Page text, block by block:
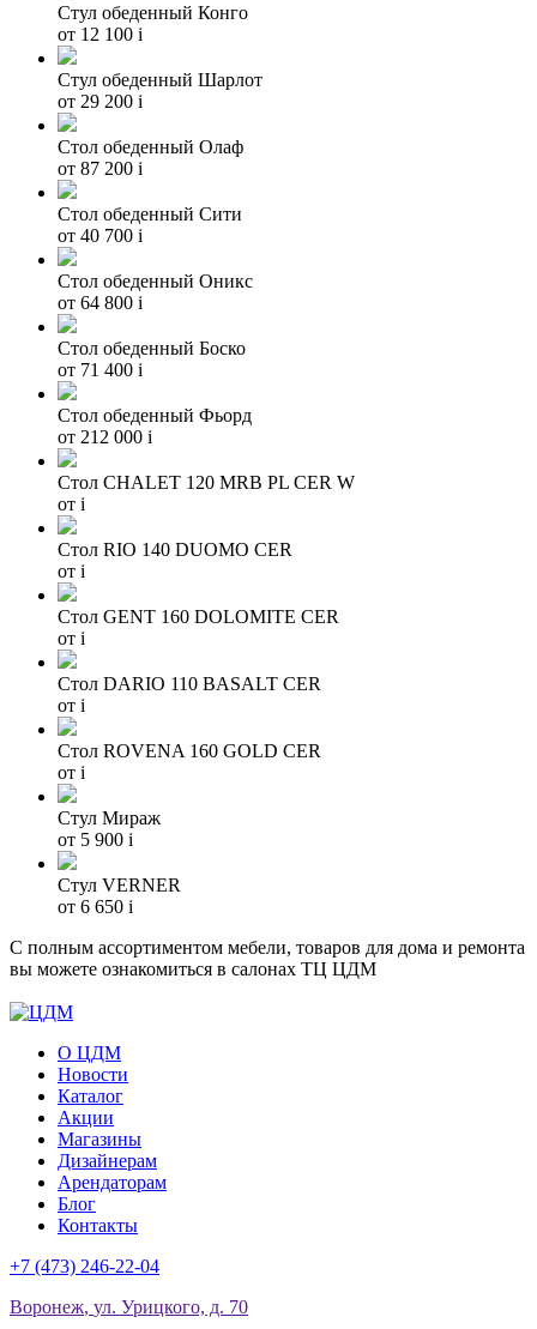
Стул обеденный Конго
от 12 100 i
Стул обеденный Шарлот
от 29 200 i
Стол обеденный Олаф
от 87 200 i
Стол обеденный Сити
от 40 700 i
Стол обеденный Оникс
от 64 800 i
Стол обеденный Боско
от 71 400 i
Стол обеденный Фьорд
от 212 000 i
Стол CHALET 120 MRB PL CER W
от i
Стол RIO 140 DUOMO CER
от i
Стол GENT 160 DOLOMITE CER
от i
Стол DARIO 110 BASALT CER
от i
Стол ROVENA 160 GOLD CER
от i
Стул Мираж
от 5 900 i
Стул VERNER
от 6 650 i
С полным ассортиментом мебели, товаров для дома и ремонта
вы можете ознакомиться в салонах ТЦ ЦДМ
О ЦДМ
Новости
Каталог
Акции
Магазины
Дизайнерам
Арендаторам
Блог
Контакты
+7 (473) 246-22-04
Воронеж, ул. Урицкого, д. 70